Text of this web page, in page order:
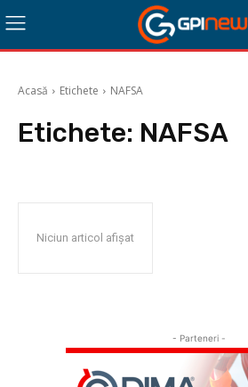
Acasă Etichete NAFSA
Etichete: NAFSA
Niciun articol afișat
- Parteneri -